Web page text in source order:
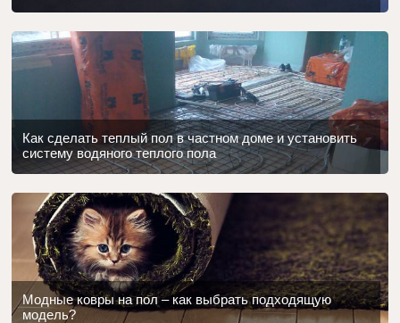
Как сделать теплый пол в частном доме и установить
систему водяного теплого пола
Модные ковры на пол – как выбрать подходящую
модель?